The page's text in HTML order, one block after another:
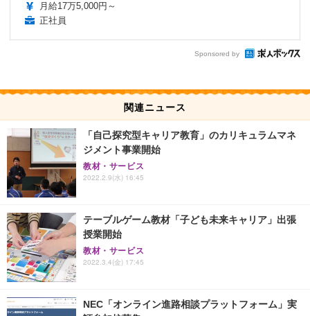
月給17万5,000円～
正社員
Sponsored by
関連ニュース
「自己探究型キャリア教育」のカリキュラムマネ
ジメント事業開始
教材・サービス
2022.2.9(水) 16:45
テーブルゲーム教材「子ども未来キャリア」出張
授業開始
教材・サービス
2022.3.4(金) 17:45
NEC「オンライン進路相談プラットフォーム」実